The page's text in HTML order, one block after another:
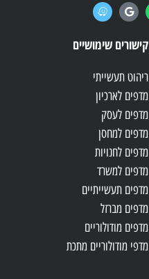
קישורים שימושיים
ריהוט תעשייתי
מדפים לארכיון
מדפים לעסק
מדפים למחסן
מדפים לחנויות
מדפים למשרד
מדפים תעשייתיים
מדפים מברזל
מדפים מודולוריים
מדפי מודולוריים מתכת